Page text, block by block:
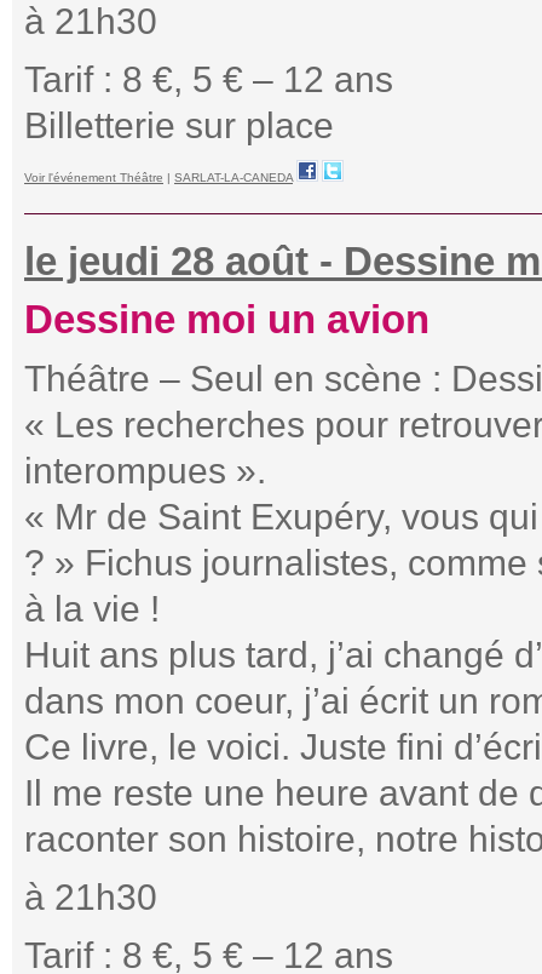
à 21h30
Tarif : 8 €, 5 € – 12 ans
Billetterie sur place
Voir l'événement Théâtre | SARLAT-LA-CANEDA
le jeudi 28 août - Dessine
Dessine moi un avion
Théâtre – Seul en scène :
« Les recherches pour
interompues ».
« Mr de Saint Exupéry, vous
? » Fichus journalistes,
à la vie !
Huit ans plus tard, j’ai changé
dans mon coeur, j’ai écrit un
Ce livre, le voici. Juste fini
Il me reste une heure avant
raconter son histoire, notre
à 21h30
Tarif : 8 €, 5 € – 12 ans